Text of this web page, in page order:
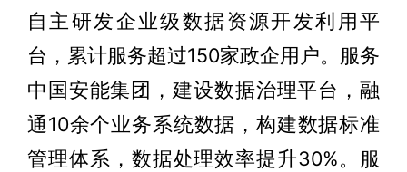
自主研发企业级数据资源开发利用平
台，累计服务超过150家政企用户。服务
中国安能集团，建设数据治理平台，融
通10余个业务系统数据，构建数据标准
管理体系，数据处理效率提升30%。服